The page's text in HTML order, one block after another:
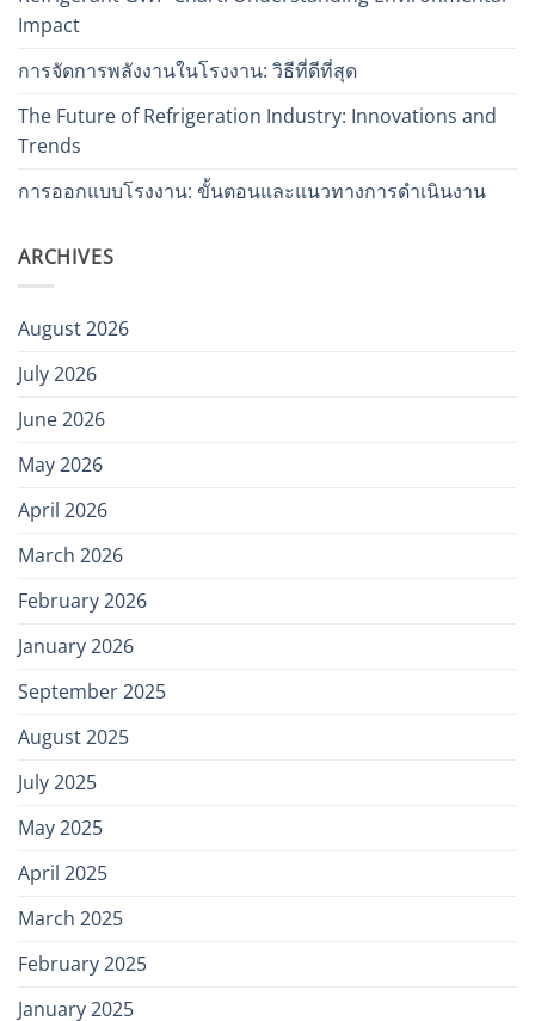
Impact
การจัดการพลังงานในโรงงาน: วิธีที่ดีที่สุด
The Future of Refrigeration Industry: Innovations and
Trends
การออกแบบโรงงาน: ขั้นตอนและแนวทางการดำเนินงาน
ARCHIVES
August 2026
July 2026
June 2026
May 2026
April 2026
March 2026
February 2026
January 2026
September 2025
August 2025
July 2025
May 2025
April 2025
March 2025
February 2025
January 2025